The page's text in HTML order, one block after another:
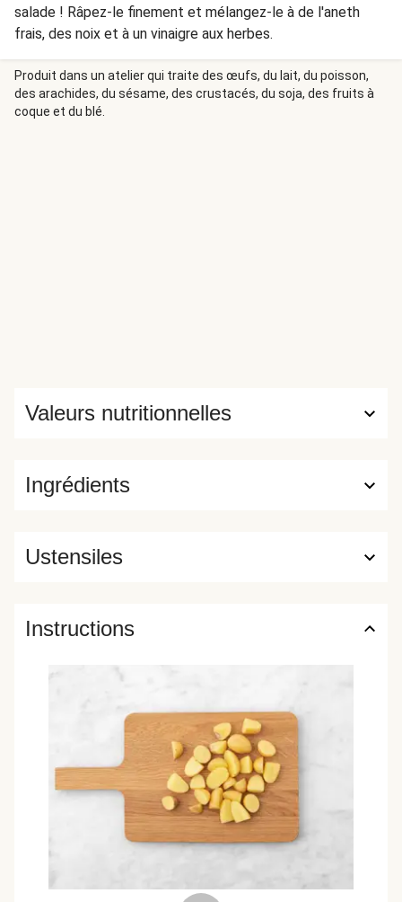
salade ! Râpez-le finement et mélangez-le à de l'aneth
frais, des noix et à un vinaigre aux herbes.
Produit dans un atelier qui traite des œufs, du lait, du poisson,
des arachides, du sésame, des crustacés, du soja, des fruits à
coque et du blé.
Ingrédients
Valeurs nutritionnelles
Ustensiles
Instructions